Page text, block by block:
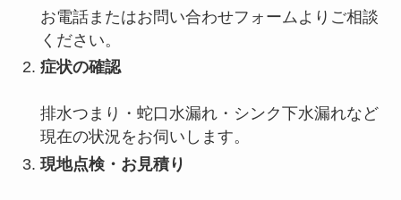
お電話またはお問い合わせフォームよりご相談
ください。
症状の確認
排水つまり・蛇口水漏れ・シンク下水漏れなど
現在の状況をお伺いします。
現地点検・お見積り